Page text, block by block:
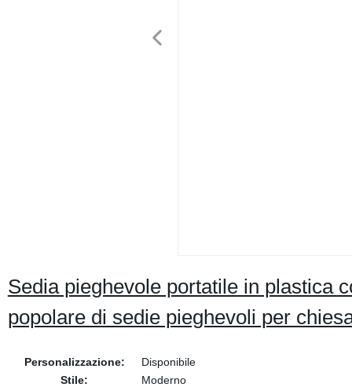
Sedia pieghevole portatile in plastica
popolare di sedie pieghevoli per
Personalizzazione:
Disponibile
Stile:
Moderno